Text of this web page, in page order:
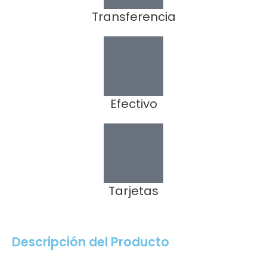
Transferencia
Efectivo
Tarjetas
Descripción del Producto